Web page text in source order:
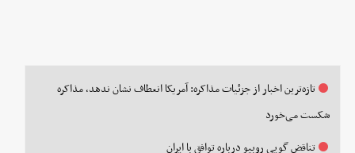
تازه‌ترین اخبار از جزئیات مذاکره: آمریکا انعطاف نشان ندهد، مذاکره
شکست می‌خورد
تناقض گویی روبیو درباره توافق با ایران